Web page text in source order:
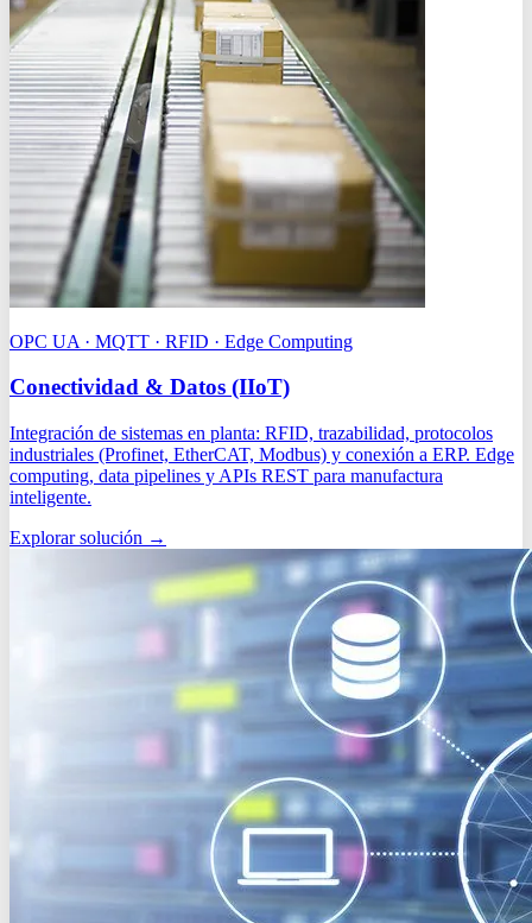
OPC UA · MQTT · RFID · Edge Computing
Conectividad & Datos (IIoT)
Integración de sistemas en planta: RFID, trazabilidad, protocolos
industriales (Profinet, EtherCAT, Modbus) y conexión a ERP. Edge
computing, data pipelines y APIs REST para manufactura
inteligente.
Explorar solución →